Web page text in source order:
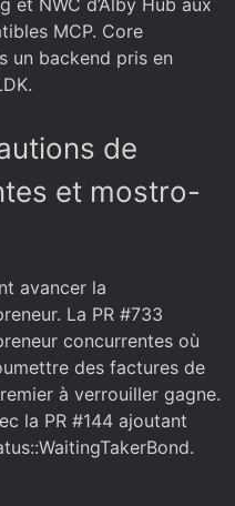
MCP. Core
un backend pris en
de
et mostro-
avancer la
La PR #733
concurrentes où
des factures de
à verrouiller gagne.
la PR #144 ajoutant